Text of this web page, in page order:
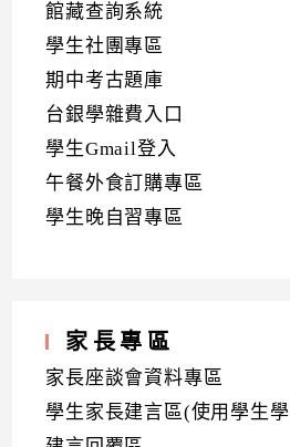
館藏查詢系統
學生社團專區
期中考古題庫
台銀學雜費入口
學生Gmail登入
午餐外食訂購專區
學生晚自習專區
家長專區
家長座談會資料專區
學生家長建言區(使用學生